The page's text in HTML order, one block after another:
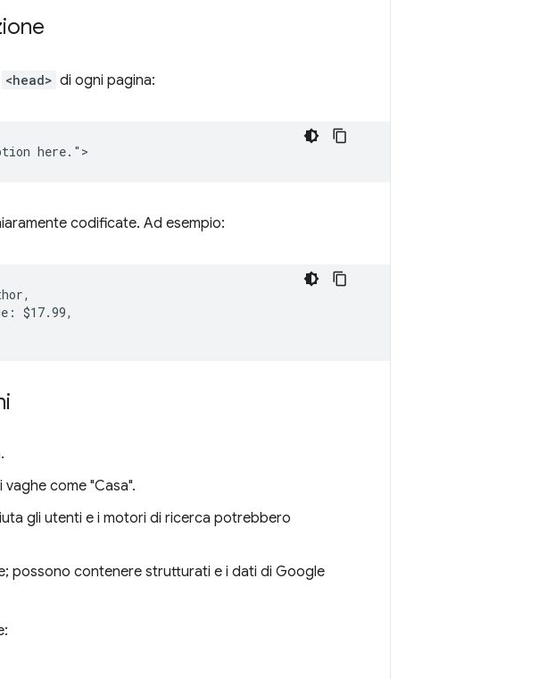
<head> di ogni pagina:
codificate. Ad esempio:
$17.99,
come "Casa".
gli utenti e i motori di ricerca potrebbero
possono contenere strutturati e i dati di Google